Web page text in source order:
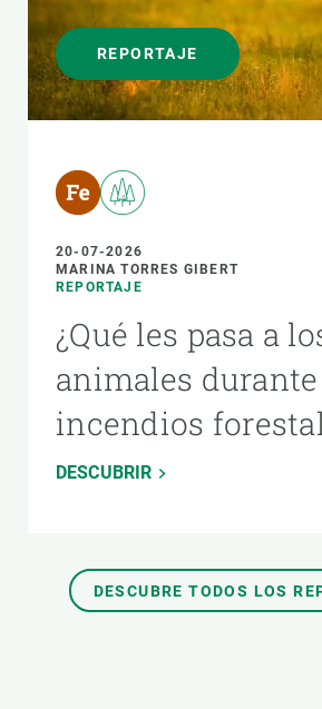
REPORTAJE
20-07-2026
MARINA TORRES GIBERT
REPORTAJE
¿Qué les pasa a
animales
incendios
DESCUBRIR
DESCUBRE TODOS LOS